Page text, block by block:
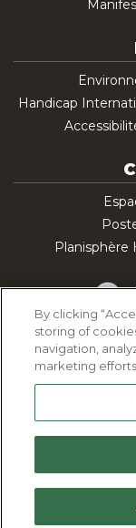
Handicap
Planisphère
By clicking
storing of
navigation,
marketing efforts.